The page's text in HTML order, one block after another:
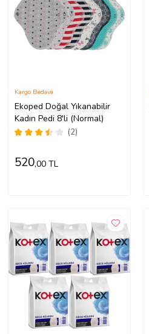
Ekoped Doğal Yıkanabilir
Kadın Pedi 8'li (Normal)
(2)
Kargo Bedava
520,00 TL